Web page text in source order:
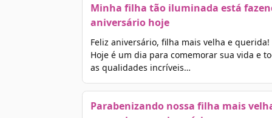
Minha filha tão iluminada está
aniversário hoje
Feliz aniversário, filha mais velha e querida!
Hoje é um dia para comemorar sua vida e
as qualidades incríveis…
Parabenizando nossa filha mais